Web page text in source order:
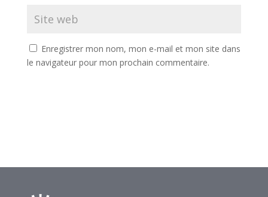
Enregistrer mon nom, mon e-mail et mon site dans
le navigateur pour mon prochain commentaire.